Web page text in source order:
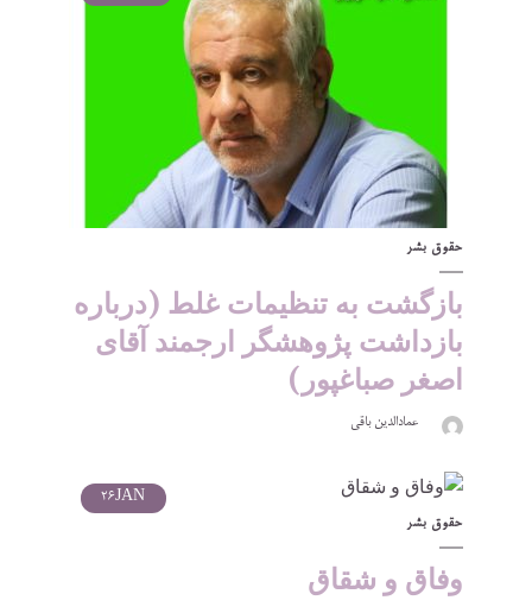
حقوق بشر
بازگشت به تنظیمات غلط (درباره
بازداشت پژوهشگر ارجمند آقای
اصغر صباغپور)
عمادالدین باقی
JAN
26
حقوق بشر
وفاق و شقاق